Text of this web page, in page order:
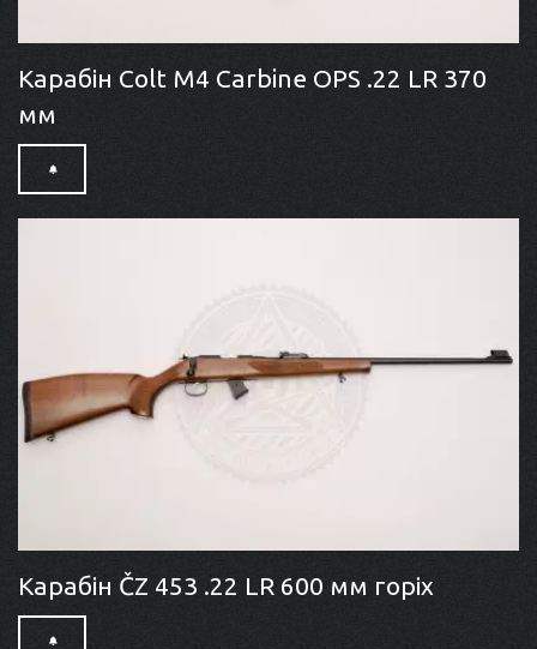
Карабін Colt M4 Carbine OPS .22 LR 370
мм
Карабін ČZ 453 .22 LR 600 мм горіх